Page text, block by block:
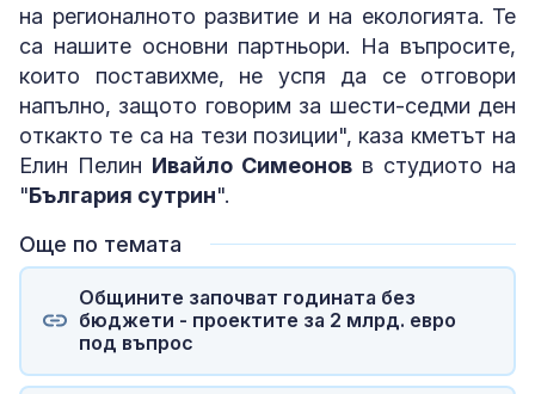
на регионалното развитие и на екологията. Те
са нашите основни партньори. На въпросите,
които поставихме, не успя да се отговори
напълно, защото говорим за шести-седми ден
откакто те са на тези позиции", каза кметът на
Елин Пелин Ивайло Симеонов в студиото на
"България сутрин".
Още по темата
Общините започват годината без
бюджети - проектите за 2 млрд. евро
под въпрос